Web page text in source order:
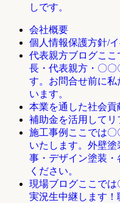
しです。
会社概要
個人情報保護方針/
代表親方ブログこ
長・代表親方・〇〇
す。お問合せ前に
います。
本業を通した社会貢
補助金を活用してリ
施工事例 ここでは
いたします。外壁
事・デザイン塗装
ください。
現場ブログここで
実況生中継します